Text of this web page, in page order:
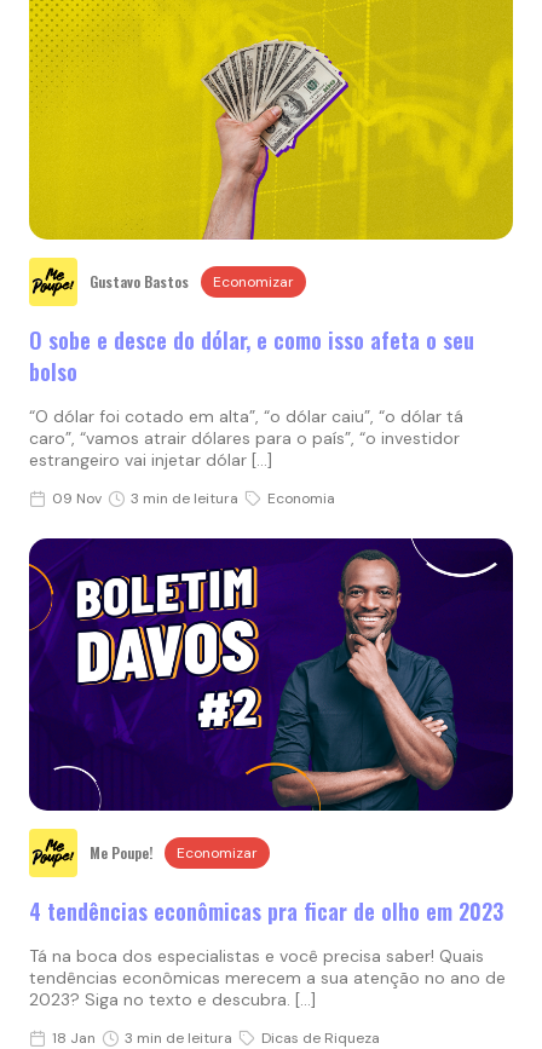
Gustavo Bastos Economizar
O sobe e desce do dólar, e como isso afeta o seu
bolso
“O dólar foi cotado em alta”, “o dólar caiu”, “o dólar tá
caro”, “vamos atrair dólares para o país”, “o investidor
estrangeiro vai injetar dólar […]
09 Nov 3 min de leitura Economia
Me Poupe! Economizar
4 tendências econômicas pra ficar de olho em 2023
Tá na boca dos especialistas e você precisa saber! Quais
tendências econômicas merecem a sua atenção no ano de
2023? Siga no texto e descubra. […]
18 Jan 3 min de leitura Dicas de Riqueza